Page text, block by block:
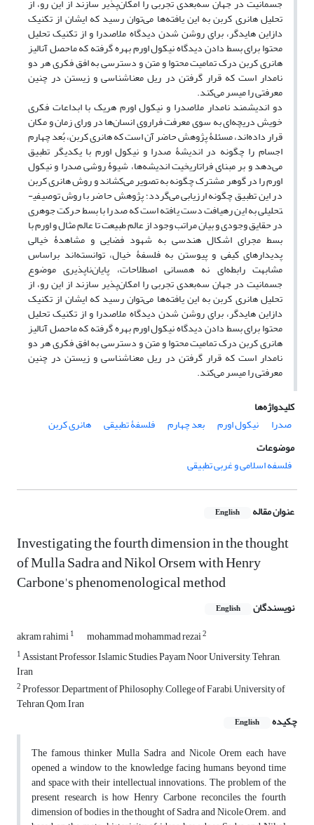
جسمانیت در جهان سه‌بعدی تجربی را امکان‌پذیر سازند از این رو، از
تحلیل هانری کربن به این یافته‌ها می‌توان رسید که ایشان از تکنیک
دازاین هایدگر، برای روشن شدن دیدگاه ملاصدرا و از تکنیک تحلیل
محتوا برای بسط دادن دیدگاه نیکول اورم بهره گرفته که ماحصل آنالیز
هانری کربن درک تمامیت محتوا و متن و دسترسی به افق فکری هر دو
نامدار است که قرار گرفتن در ریل معناشناسی و زیستن در چنین
معرفتی را میسر می‌کند.
دو اندیشمند نامدار ملاصدرا و نیکول اورم هریک با ابداعات فکری
خویش دریچه‌ای به سوی معرفت فراروی انسان‌ها در ورای زمان و مکان
قرار داده‌اند، مسئلۀ پژوهش حاضر آن است که هانری کربن، بُعد چهارم
اجسام را چگونه در اندیشۀ صدرا و نیکول اورم با یکدیگر تطبیق
می‌دهد و بر مبنای فراتاریخیت اندیشه‌ها، شیوۀ روشی صدرا و نیکول
اورم را در گوهر مشترک چگونه به تصویر می‌کشاند و روش هانری کربن
در این تطبیق چگونه ارزیابی می‌گردد؛ پژوهش حاضر با روش توصیفی­
تحلیلی به این رهیافت دست یافته است که صدرا با بسط حرکت جوهری
در حقایق وجودی و بیان مراتب وجود از عالم طبیعت تا عالم مثال و اورم با
بسط مجرای اشکال هندسی به شهود فضایی و مشاهدۀ خیالی
پدیدارهای کیفی و پیوستن به فلسفۀ خیال، توانسته‌اند براساس
مشابهت رابطه‌ای نه همسانی اصطلاحات، پایان‌ناپذیری موضوع
جسمانیت در جهان سه‌بعدی تجربی را امکان‌پذیر سازند از این رو، از
تحلیل هانری کربن به این یافته‌ها می‌توان رسید که ایشان از تکنیک
دازاین هایدگر، برای روشن شدن دیدگاه ملاصدرا و از تکنیک تحلیل
محتوا برای بسط دادن دیدگاه نیکول اورم بهره گرفته که ماحصل آنالیز
هانری کربن درک تمامیت محتوا و متن و دسترسی به افق فکری هر دو
نامدار است که قرار گرفتن در ریل معناشناسی و زیستن در چنین
معرفتی را میسر می‌کند.
کلیدواژه‌ها
صدرا
نیکول اورم بعد چهارم فلسفۀ تطبیقی
هانری کربن
موضوعات
فلسفه اسلامی و غربی تطبیقی
عنوان مقاله English
Investigating the fourth dimension in the thought
of Mulla Sadra and Nikol Orsem with Henry
Carbone's phenomenological method
نویسندگان English
akram rahimi1 mohammad mohammad rezai2
1Assistant Professor, Islamic Studies, Payam Noor University, Tehran,
Iran
2Professor, Department of Philosophy, College of Farabi, University of
Tehran, Qom, Iran
چکیده
English
The famous thinker Mulla Sadra and Nicole Orem each have
opened a window to the knowledge facing humans beyond time
and space with their intellectual innovations. The problem of the
present research is how Henry Carbone reconciles the fourth
dimension of bodies in the thought of Sadra and Nicole Orem. and